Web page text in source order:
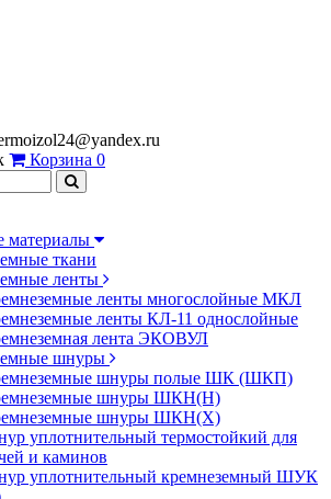
Корзина 0
материалы
ткани
ленты
ленты многослойные МКЛ
ленты КЛ-11 однослойные
лента ЭКОВУЛ
шнуры
шнуры полые ШК (ШКП)
шнуры ШКН(Н)
шнуры ШКН(Х)
уплотнительный термостойкий для
и каминов
уплотнительный кремнеземный ШУК